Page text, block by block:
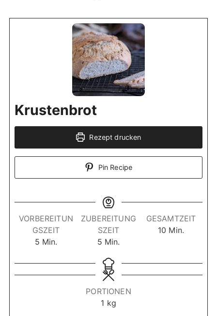
Krustenbrot
Rezept drucken
Pin Recipe
VORBEREITUN
GSZEIT
5M
n
u
Min.
ZUBEREITUNG
SZEIT
5M
n
u
t
e
Min.
GESAMTZEIT
10 M
u
t
Min.
PORTIONEN
1 kg